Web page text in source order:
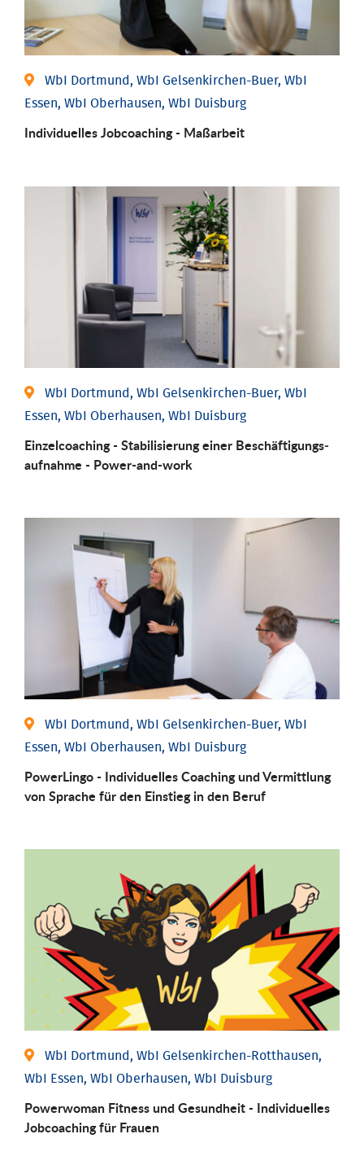
WbI Dortmund, WbI Gelsenkirchen-Buer, WbI
Essen, WbI Oberhausen, WbI Duisburg
Individu­elles Job­coaching - Maßarbeit
WbI Dortmund, WbI Gelsenkirchen-Buer, WbI
Essen, WbI Oberhausen, WbI Duisburg
Einzel­coaching - Stabili­sierung einer Be­schäftigungs­
aufnahme - Power-and-work
WbI Dortmund, WbI Gelsenkirchen-Buer, WbI
Essen, WbI Oberhausen, WbI Duisburg
PowerLingo - Individuelles Coaching und Vermittlung
von Sprache für den Einstieg in den Beruf
WbI Dortmund, WbI Gelsenkirchen-Rotthausen,
WbI Essen, WbI Oberhausen, WbI Duisburg
Powerwoman Fitness und Gesund­heit - Individu­elles
Job­coaching für Frauen